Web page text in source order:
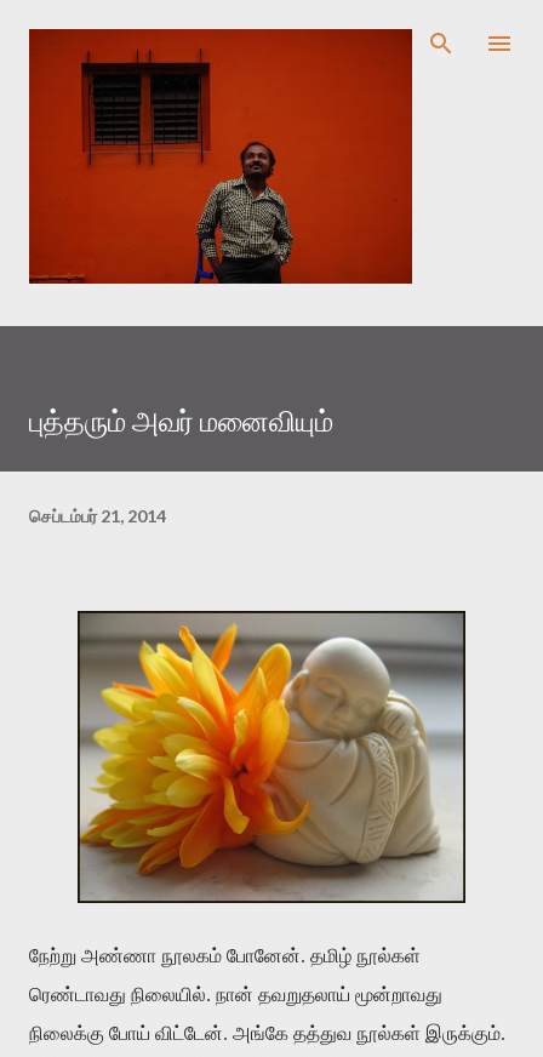
முதன்மை உள்ளடக்கத்திற்குச் செல்
புத்தரும் அவர் மனைவியும்
செப்டம்பர் 21, 2014
நேற்று அண்ணா நூலகம் போனேன். தமிழ் நூல்கள்
ரெண்டாவது நிலையில். நான் தவறுதலாய் மூன்றாவது
நிலைக்கு போய் விட்டேன். அங்கே தத்துவ நூல்கள் இருக்கும்.